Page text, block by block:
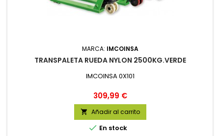
MARCA: IMCOINSA
TRANSPALETA RUEDA NYLON 2500KG.VERDE
IMCOINSA 0X101
Precio
309,99 €
 Añadir al carrito
 En stock